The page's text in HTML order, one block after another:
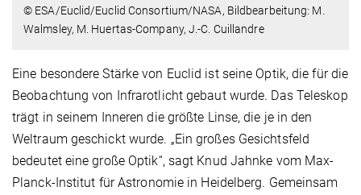
© ESA/Euclid/Euclid Consortium/NASA, Bildbearbeitung: M.
Walmsley, M. Huertas-Company, J.-C. Cuillandre
Eine besondere Stärke von Euclid ist seine Optik, die für die
Beobachtung von Infrarotlicht gebaut wurde. Das Teleskop
trägt in seinem Inneren die größte Linse, die je in den
Weltraum geschickt wurde. „Ein großes Gesichtsfeld
bedeutet eine große Optik“, sagt Knud Jahnke vom Max-
Planck-Institut für Astronomie in Heidelberg. Gemeinsam